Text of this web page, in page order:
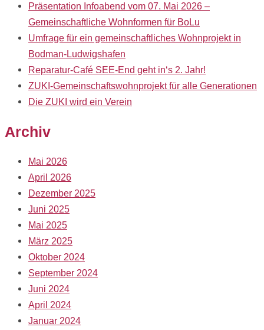
Präsentation Infoabend vom 07. Mai 2026 –
Gemeinschaftliche Wohnformen für BoLu
Umfrage für ein gemeinschaftliches Wohnprojekt in
Bodman-Ludwigshafen
Reparatur-Café SEE-End geht in‘s 2. Jahr!
ZUKI-Gemeinschaftswohnprojekt für alle Generationen
Die ZUKI wird ein Verein
Archiv
Mai 2026
April 2026
Dezember 2025
Juni 2025
Mai 2025
März 2025
Oktober 2024
September 2024
Juni 2024
April 2024
Januar 2024